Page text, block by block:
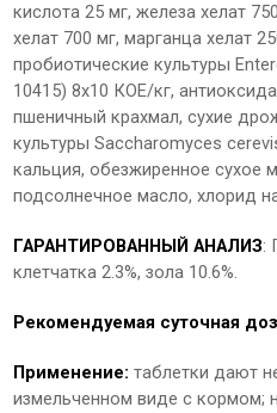
кислота 25 мг, железа хелат
хелат 700 мг, марганца хелат
пробиотические культуры
10415) 8x10 КОЕ/кг,
пшеничный крахмал, сухие
культуры Saccharomyces
кальция, обезжиренное сухое
подсолнечное масло, хлорид
ГАРАНТИРОВАННЫЙ АНАЛИЗ:
клетчатка 2.3%, зола 10.6%.
Рекомендуемая суточная
Применение: таблетки дают
измельченном виде с кормом;